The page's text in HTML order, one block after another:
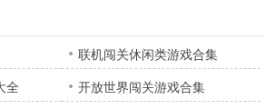
联机闯关休闲类游戏合集
全
开放世界闯关游戏合集